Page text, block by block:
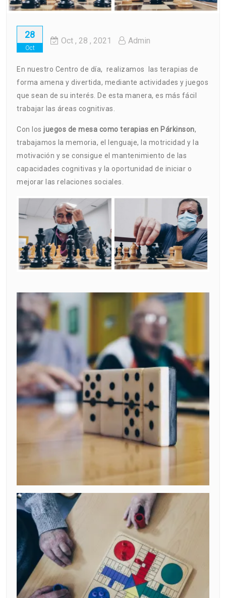
28
Oct
Oct , 28 , 2021 Admin
En nuestro Centro de día, realizamos las terapias de
forma amena y divertida, mediante actividades y juegos
que sean de su interés. De esta manera, es más fácil
trabajar las áreas cognitivas.
Con los juegos de mesa como terapias en Párkinson,
trabajamos la memoria, el lenguaje, la motricidad y la
motivación y se consigue el mantenimiento de las
capacidades cognitivas y la oportunidad de iniciar o
mejorar las relaciones sociales.